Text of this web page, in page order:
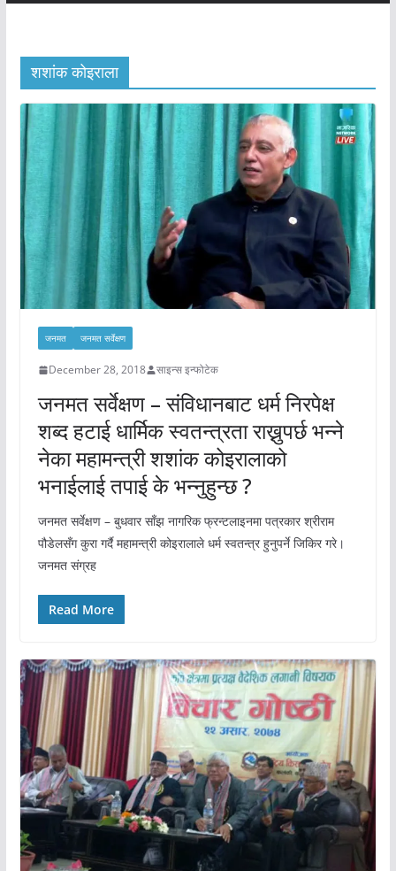
शशांक कोइराला
जनमत जनमत सर्वेक्षण
December 28, 2018 साइन्स इन्फोटेक
जनमत सर्वेक्षण – संविधानबाट धर्म निरपेक्ष
शब्द हटाई धार्मिक स्वतन्त्रता राख्नुपर्छ भन्ने
नेका महामन्त्री शशांक कोइरालाको
भनाईलाई तपाई के भन्नुहुन्छ ?
जनमत सर्वेक्षण – बुधवार साँझ नागरिक फ्रन्टलाइनमा पत्रकार श्रीराम
पौडेलसँग कुरा गर्दै महामन्त्री कोइरालाले धर्म स्वतन्त्र हुनुपर्ने जिकिर गरे।
जनमत संग्रह
Read More